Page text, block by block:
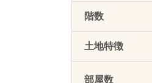
階数
土地特徴
部屋数